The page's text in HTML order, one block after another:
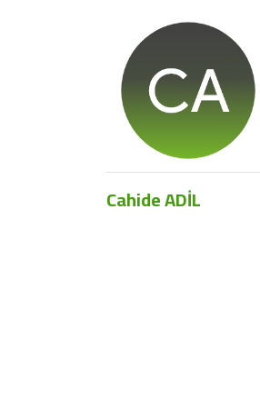
Cahide ADİL